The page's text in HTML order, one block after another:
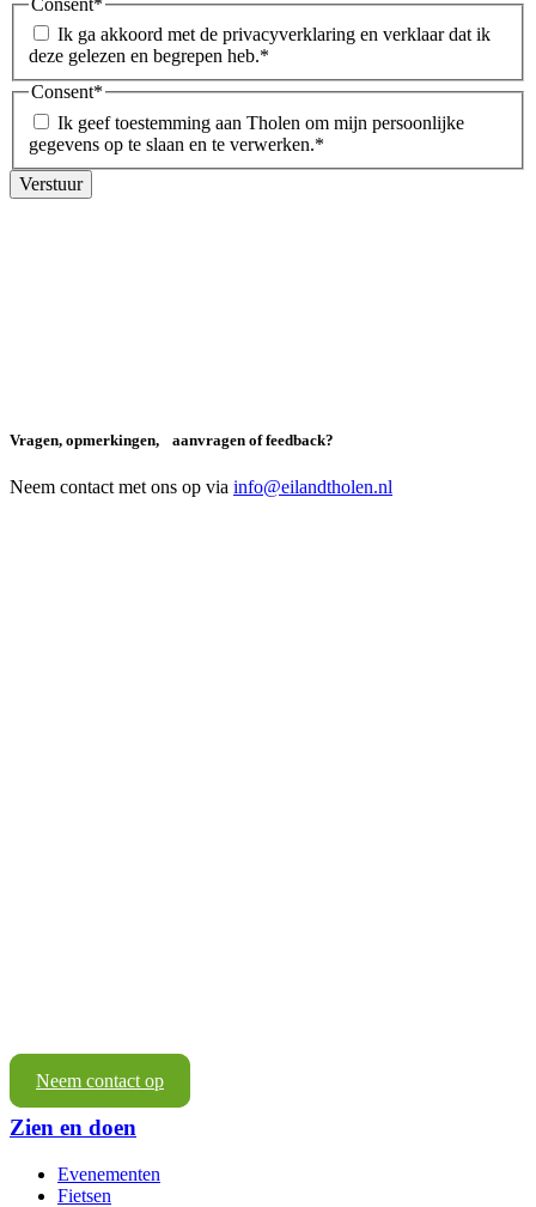
Ik ga akkoord met de privacyverklaring en verklaar dat ik
deze gelezen en begrepen heb.*
Consent*
Ik geef toestemming aan Tholen om mijn persoonlijke
gegevens op te slaan en te verwerken.*
Vragen, opmerkingen, aanvragen of feedback?
Neem contact met ons op via info@eilandtholen.nl
Neem contact op
Zien en doen
Evenementen
Fietsen